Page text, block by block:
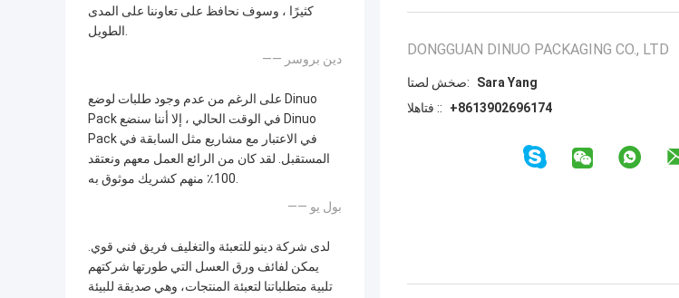
كثيرًا ، وسوف نحافظ على تعاوننا على المدى
الطويل.
—— دين بروسر
على الرغم من عدم وجود طلبات لوضع Dinuo
Pack في الوقت الحالي ، إلا أننا سنضع Dinuo
Pack في الاعتبار مع مشاريع مثل السابقة في
المستقبل. لقد كان من الرائع العمل معهم ونعتقد
100٪ منهم كشريك موثوق به.
—— بول يو
لدى شركة دينو للتعبئة والتغليف فريق فني قوي.
يمكن لفائف ورق العسل التي طورتها شركتهم
تلبية متطلباتنا لتعبئة المنتجات، وهي صديقة للبيئة
DONGGUAN DINUO PACKAGING CO., LTD
اتصل شخص:
Sara Yang
الهاتف ::
+8613902696174